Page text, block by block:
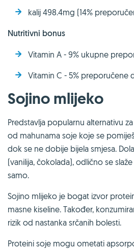
kalij 498.4mg (14%
Nutritivni bonus
Vitamin A - 9% ukupne
Vitamin C - 5% preporučene
Sojino mlijeko
Predstavlja popularnu alternativu
od mahunama soje koje se
dok se ne dobije bijela smjesa.
(vanilija, čokolada), odlično se
samo.
Sojino mlijeko je bogat izvor
masne kiseline. Također,
rizik od nastanka srčanih bolesti.
Proteini soje mogu ometati